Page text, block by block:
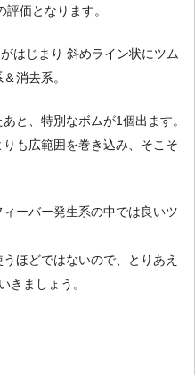
価となります。
はじまり 斜めライン状にツム
消去系。
と、特別なボムが1個出ます。
も広範囲を巻き込み、そこそ
ーバー発生系の中では良いツ
ほどではないので、とりあえ
きましょう。